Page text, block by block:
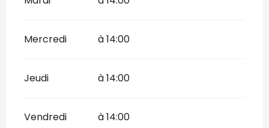
Mercredi à 14:00
Jeudi à 14:00
Vendredi à 14:00